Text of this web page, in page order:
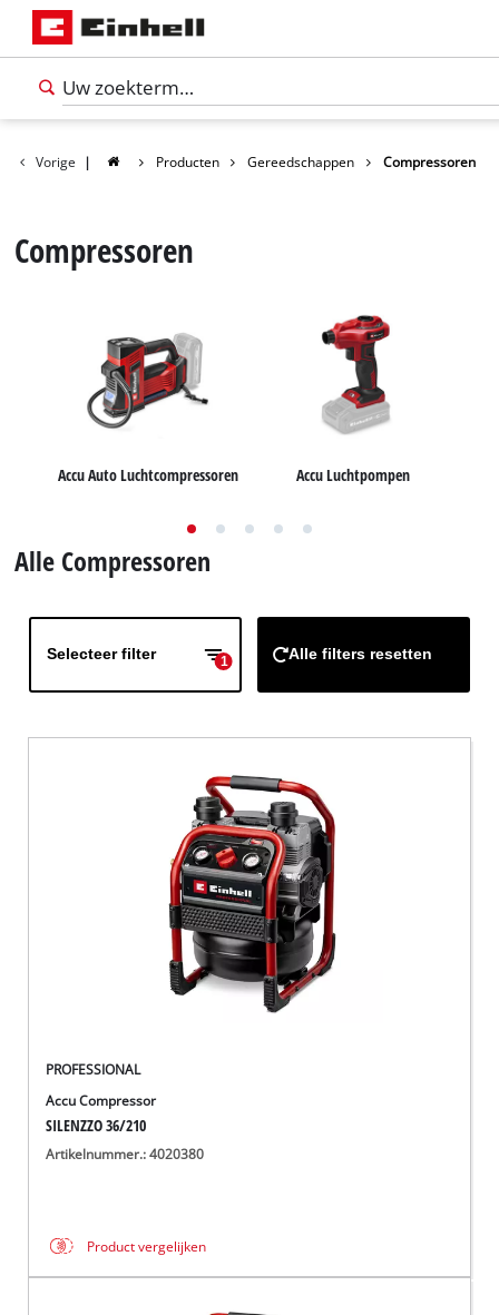
Vorige | Producten Gereedschappen Compressoren
Compressoren
Accu Auto Luchtcompressoren Accu Luchtpompen
Alle Compressoren
Selecteer filter 1 Alle filters resetten
PROFESSIONAL
Accu Compressor
SILENZZO 36/210
Artikelnummer.: 4020380
Product vergelijken